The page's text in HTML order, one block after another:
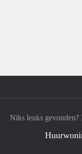
Niks leuks gevonden?